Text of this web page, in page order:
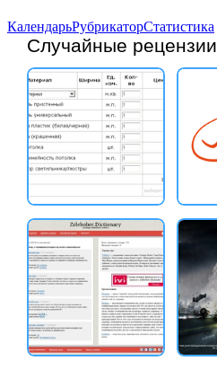
КалендарьРубрикаторСтатистика
Случайные рецензии